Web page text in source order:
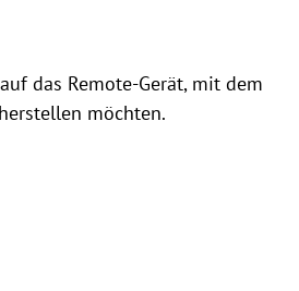
das Remote-Gerät, mit dem
möchten.